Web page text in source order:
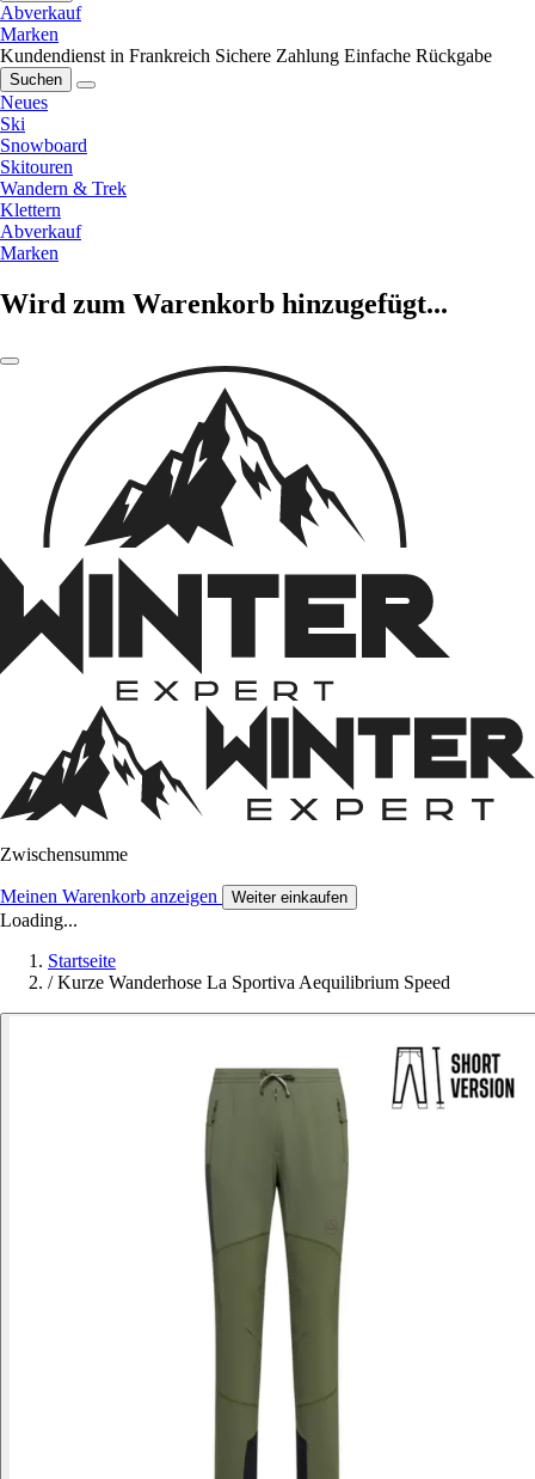
Abverkauf
Marken
Kundendienst in Frankreich Sichere Zahlung Einfache Rückgabe
Suchen
Neues
Ski
Snowboard
Skitouren
Wandern & Trek
Klettern
Abverkauf
Marken
Wird zum Warenkorb hinzugefügt...
Zwischensumme
Meinen Warenkorb anzeigen Weiter einkaufen
Loading...
Startseite
/ Kurze Wanderhose La Sportiva Aequilibrium Speed